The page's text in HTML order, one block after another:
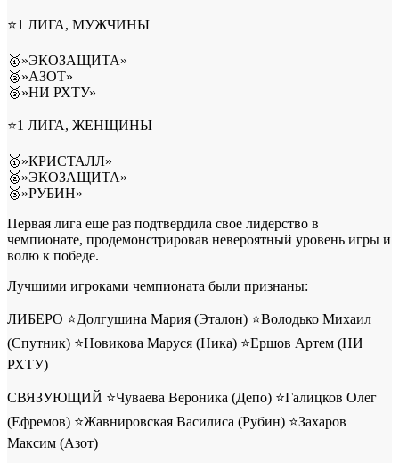
⭐1 ЛИГА, МУЖЧИНЫ
🥇»ЭКОЗАЩИТА»
🥈»АЗОТ»
🥉»НИ РХТУ»
⭐1 ЛИГА, ЖЕНЩИНЫ
🥇»КРИСТАЛЛ»
🥈»ЭКОЗАЩИТА»
🥉»РУБИН»
Первая лига еще раз подтвердила свое лидерство в
чемпионате, продемонстрировав невероятный уровень игры и
волю к победе.
Лучшими игроками чемпионата были признаны:
ЛИБЕРО ⭐Долгушина Мария (Эталон) ⭐Володько Михаил
(Спутник) ⭐Новикова Маруся (Ника) ⭐Ершов Артем (НИ
РХТУ)
СВЯЗУЮЩИЙ ⭐Чуваева Вероника (Депо) ⭐Галицков Олег
(Ефремов) ⭐Жавнировская Василиса (Рубин) ⭐Захаров
Максим (Азот)